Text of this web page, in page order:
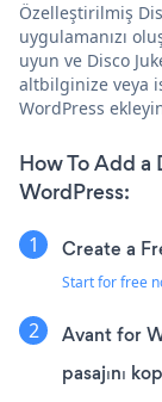
Özelleştirilmiş
uygulamanızı
uyun ve Disco
altbilginize veya
WordPress
How To Add
WordPress:
Create a
Start for free
Avant for
pasajını